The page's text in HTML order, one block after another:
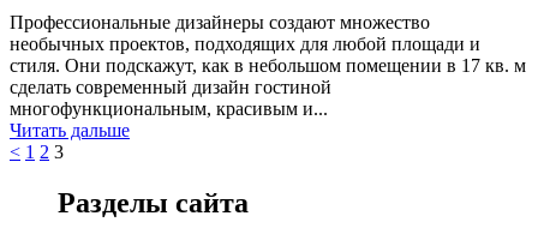
Профессиональные дизайнеры создают множество
необычных проектов, подходящих для любой площади и
стиля. Они подскажут, как в небольшом помещении в 17 кв. м
сделать современный дизайн гостиной
многофункциональным, красивым и...
Читать дальше
< 1 2 3
Разделы сайта